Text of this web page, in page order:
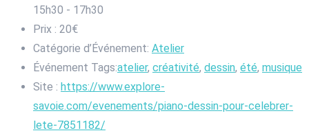
15h30 - 17h30
Prix : 20€
Catégorie d’Événement: Atelier
Événement Tags:atelier, créativité, dessin, été, musique
Site : https://www.explore-
savoie.com/evenements/piano-dessin-pour-celebrer-
lete-7851182/